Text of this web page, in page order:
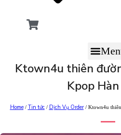
Ktown4u thiên
Kpop
Home/ Tin tức/ Dịch Vụ Order/ Ktown4u